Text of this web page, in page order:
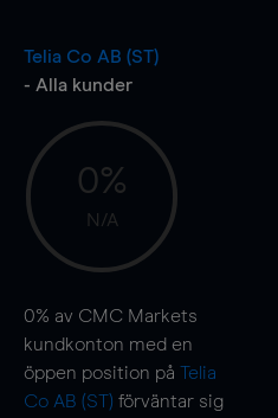
Telia Co AB (ST)
- Alla kunder
0%
N/A
0% av CMC Markets
kundkonton med en
öppen position på Telia
Co AB (ST) förväntar sig